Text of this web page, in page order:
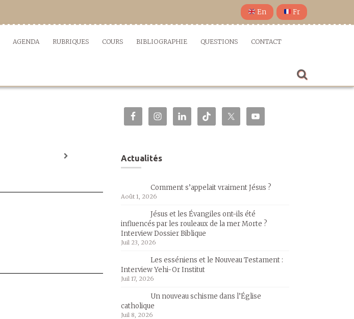
En Fr
AGENDA RUBRIQUES COURS BIBLIOGRAPHIE QUESTIONS CONTACT
Actualités
Comment s’appelait vraiment Jésus ?
Août 1, 2026
Jésus et les Évangiles ont-ils été
influencés par les rouleaux de la mer Morte ?
Interview Dossier Biblique
Juil 23, 2026
Les esséniens et le Nouveau Testament :
Interview Yehi-Or Institut
Juil 17, 2026
Un nouveau schisme dans l’Église
catholique
Juil 8, 2026